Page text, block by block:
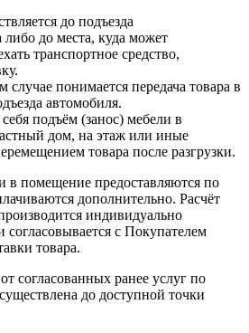
до подъезда
до места, куда может
транспортное средство,
случае понимается передача товара в
автомобиля.
подъём (занос) мебели в
дом, на этаж или иные
товара после разгрузки.
в помещение предоставляются по
дополнительно. Расчёт
индивидуально
с Покупателем
товара.
согласованных ранее услуг по
до доступной точки